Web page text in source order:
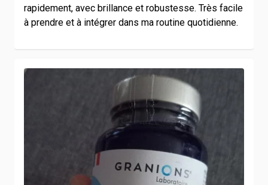
rapidement, avec brillance et robustesse. Très facile
à prendre et à intégrer dans ma routine quotidienne.